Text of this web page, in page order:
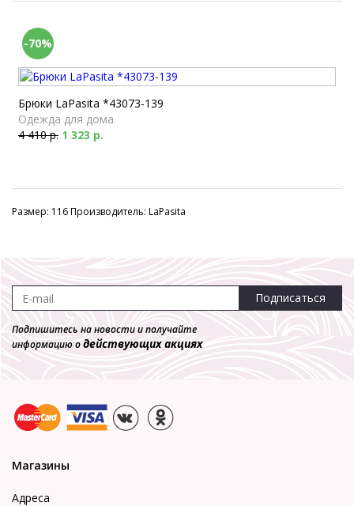
-70%
Брюки LaPasita *43073-139
Одежда для дома
4 410 р. 1 323 р.
Размер: 116 Производитель: LaPasita
Подписаться
Подпишитесь на новости и получайте
информацию одействующих акциях
Магазины
Адреса